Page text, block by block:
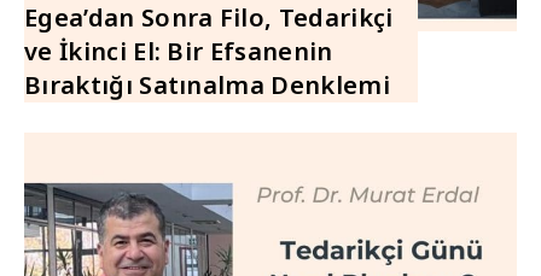
Egea’dan Sonra Filo, Tedarikçi
ve İkinci El: Bir Efsanenin
Bıraktığı Satınalma Denklemi